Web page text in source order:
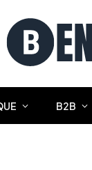
B2B